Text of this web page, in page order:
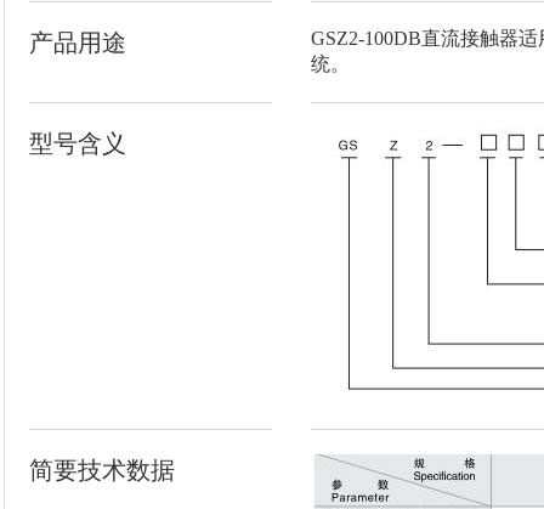
产品用途
GSZ2-100DB直流接触器
统。
型号含义
简要技术数据